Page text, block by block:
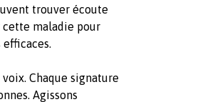
trouver écoute
cette maladie pour
Chaque signature
Agissons